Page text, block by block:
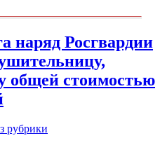
наряд Росгвардии
общей стоимостью
рубрики